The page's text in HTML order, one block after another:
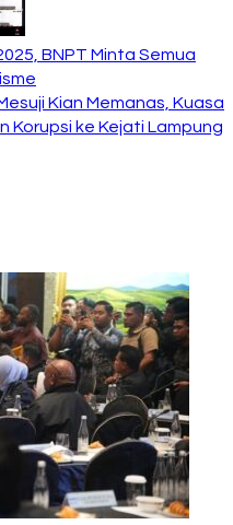
BNPT Minta Semua
Kian Memanas, Kuasa
Korupsi ke Kejati Lampung